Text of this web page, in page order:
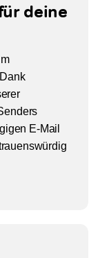
deine
E-Mail